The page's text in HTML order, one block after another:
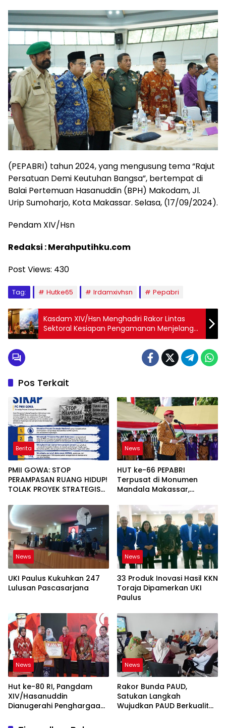
(PEPABRI) tahun 2024, yang mengusung tema “Rajut
Persatuan Demi Keutuhan Bangsa”, bertempat di
Balai Pertemuan Hasanuddin (BPH) Makodam, Jl.
Urip Sumoharjo, Kota Makassar. Selasa, (17/09/2024).
Pendam XIV/Hsn
Redaksi : Merahputihku.com
Post Views: 430
Tag: Hutke65 Irdamxivhsn Pepabri
Kasdam XIV/Hsn Menghadiri Rakor Lintas
Sektoral Kesiapan Pengamanan Menjelang
Pilkada Serentak 2024 di Sulsel
Pos Terkait
Berita
PMII GOWA: STOP
PERAMPASAN RUANG HIDUP!
TOLAK PROYEK STRATEGIS
MENGORBANKAN RAKYAT
News
HUT ke-66 PEPABRI
Terpusat di Monumen
Mandala Makassar,
Semua Pihak Introspeksi
Diri
News
UKI Paulus Kukuhkan 247
Lulusan Pascasarjana
News
33 Produk Inovasi Hasil KKN
Toraja Dipamerkan UKI
Paulus
News
Hut ke-80 RI, Pangdam
XIV/Hasanuddin
Dianugerahi Penghargaan
News
Rakor Bunda PAUD,
Satukan Langkah
Wujudkan PAUD Berkualitas